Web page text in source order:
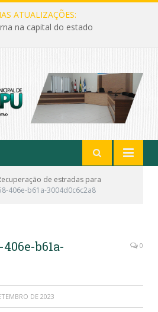
ATUALIZAÇÕES:
na capital do estado
de estradas para
406e-b61a-3004d0c6c2a8
b61a-
0
DE 2023